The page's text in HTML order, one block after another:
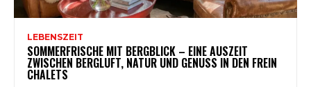
LEBENSZEIT
SOMMERFRISCHE MIT BERGBLICK – EINE AUSZEIT
ZWISCHEN BERGLUFT, NATUR UND GENUSS IN DEN FREIN
CHALETS